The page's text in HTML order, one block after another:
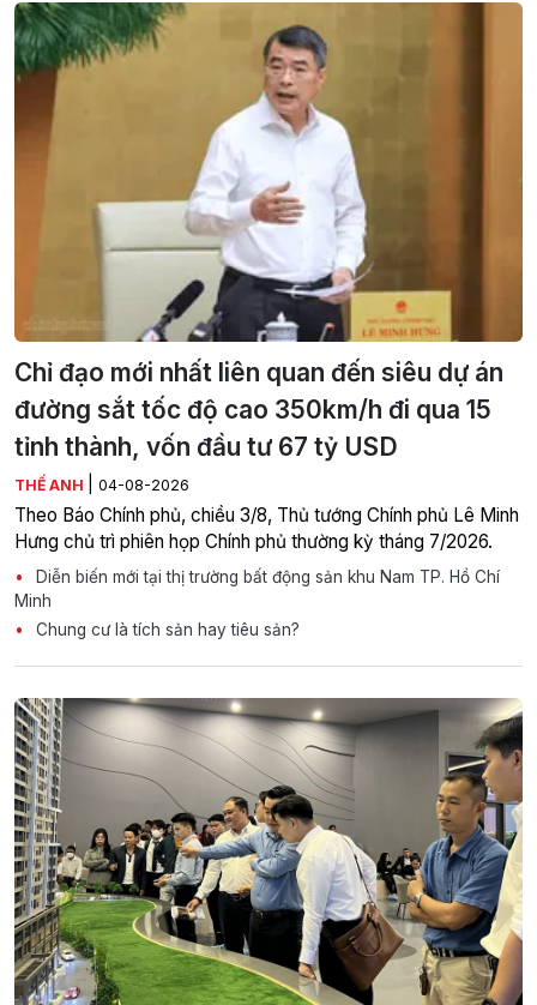
Chỉ đạo mới nhất liên quan đến siêu dự án
đường sắt tốc độ cao 350km/h đi qua 15
tỉnh thành, vốn đầu tư 67 tỷ USD
THẾ ANH 04-08-2026
Theo Báo Chính phủ, chiều 3/8, Thủ tướng Chính phủ Lê Minh
Hưng chủ trì phiên họp Chính phủ thường kỳ tháng 7/2026.
Diễn biến mới tại thị trường bất động sản khu Nam TP. Hồ Chí
Minh
Chung cư là tích sản hay tiêu sản?